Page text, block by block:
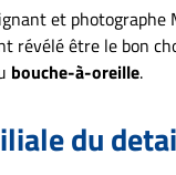
et photographe
révélé être le bon
bouche-à-oreille.
du